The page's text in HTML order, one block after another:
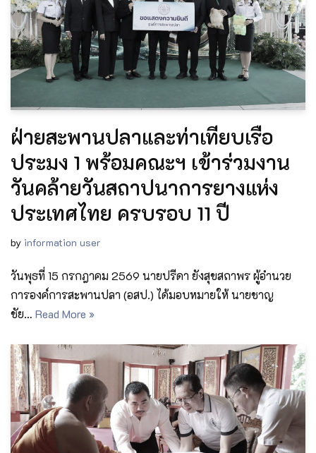
ฝ่ายสะพานปลาและท่าเทียบเรือ
ประมง 1 พร้อมคณะฯ เข้าร่วมงาน
วันคล้ายวันสถาปนาการยางแห่ง
ประเทศไทย ครบรอบ 11 ปี
by information user
วันพุธที่ 15 กรกฎาคม 2569 นายปรีดา ยังสุขสถาพร ผู้อำนวย
การองค์การสะพานปลา (อสป.) ได้มอบหมายให้ นายชาญ
ชัย… Read More »